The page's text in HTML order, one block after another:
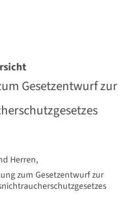
Gesetzentwurf zur
Herren,
zum Gesetzentwurf zur
JULEICA
SERVICE